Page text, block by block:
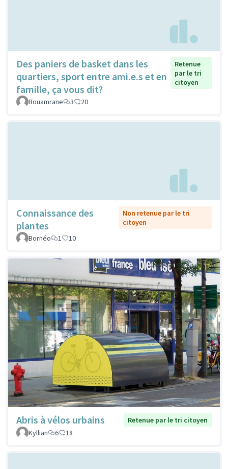
Des paniers de basket dans les
quartiers, sport entre ami.e.s et en
famille, ça vous dit?
Retenue
par le tri
citoyen
Bouamrane 3 20
Connaissance des
plantes
Non retenue par le tri
citoyen
Bornéo
1 10
Abris à vélos urbains
Retenue par le tri citoyen
Kyllian
6 18